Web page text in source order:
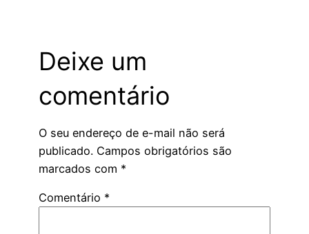
Deixe um
comentário
O seu endereço de e-mail não será
publicado. Campos obrigatórios são
marcados com *
Comentário *